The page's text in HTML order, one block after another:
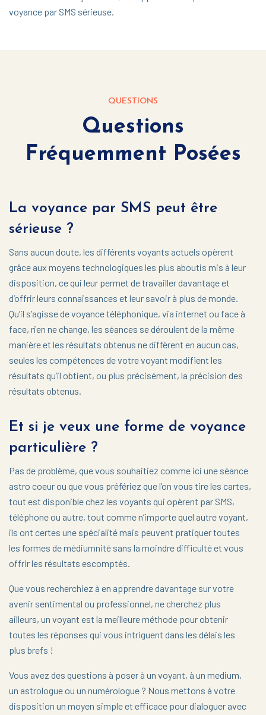
voyance par SMS sérieuse.
QUESTIONS
Questions
Fréquemment Posées
La voyance par SMS peut être
sérieuse ?
Sans aucun doute, les différents voyants actuels opèrent
grâce aux moyens technologiques les plus aboutis mis à leur
disposition, ce qui leur permet de travailler davantage et
d’offrir leurs connaissances et leur savoir à plus de monde.
Qu’il s’agisse de voyance téléphonique, via internet ou face à
face, rien ne change, les séances se déroulent de la même
manière et les résultats obtenus ne diffèrent en aucun cas,
seules les compétences de votre voyant modifient les
résultats qu’il obtient, ou plus précisément, la précision des
résultats obtenus.
Et si je veux une forme de voyance
particulière ?
Pas de problème, que vous souhaitiez comme ici une séance
astro coeur ou que vous préfériez que l’on vous tire les cartes,
tout est disponible chez les voyants qui opèrent par SMS,
téléphone ou autre, tout comme n’importe quel autre voyant,
ils ont certes une spécialité mais peuvent pratiquer toutes
les formes de médiumnité sans la moindre difficulté et vous
offrir les résultats escomptés.
Que vous recherchiez à en apprendre davantage sur votre
avenir sentimental ou professionnel, ne cherchez plus
ailleurs, un voyant est la meilleure méthode pour obtenir
toutes les réponses qui vous intriguent dans les délais les
plus brefs !
Vous avez des questions à poser à un voyant, à un medium,
un astrologue ou un numérologue ? Nous mettons à votre
disposition un moyen simple et efficace pour dialoguer avec